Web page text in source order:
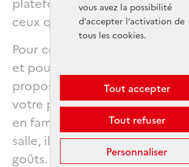
vous avez la possibilité
d’accepter l’activation de
tous les cookies.
Tout accepter
Tout refuser
Personnaliser
ceux qui aiment la musique.
Pour combiner engagement
et pour la musique, le Crédit
propose 10 playlists pour
votre pratique sportive au
en famille, motivé, démotivé,
salle, il y en a pour tous et
goûts.